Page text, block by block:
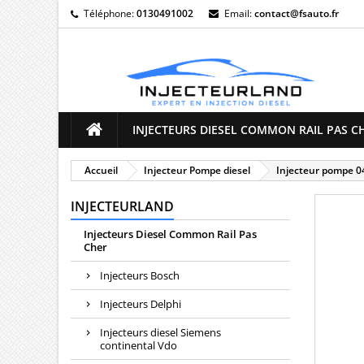
Téléphone:0130491002 Email:contact@fsauto.fr
INJECTEURS DIESEL COMMON RAIL PAS
Accueil Injecteur Pompe diesel Injecteur pompe
INJECTEURLAND
Injecteurs Diesel Common Rail Pas
Cher
Injecteurs Bosch
Injecteurs Delphi
Injecteurs diesel Siemens
continental Vdo